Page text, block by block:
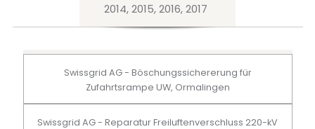
2014, 2015, 2016, 2017
Swissgrid AG - Böschungssichererung für
Zufahrtsrampe UW, Ormalingen
Swissgrid AG - Reparatur Freiluftenverschluss 220-kV